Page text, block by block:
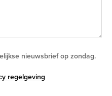
nieuwsbrief op zondag.
regelgeving